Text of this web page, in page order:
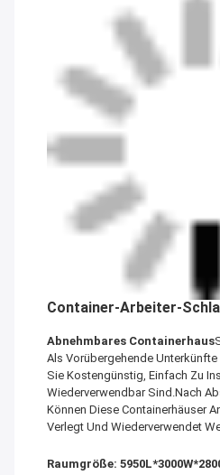
Container-Arbeiter-
Abnehmbares Containerhaus
Als Vorübergehende Unterkünfte
Sie Kostengünstig, Einfach Zu
Wiederverwendbar Sind.Nach
Können Diese Containerhäuser
Verlegt Und Wiederverwendet
Raumgröße: